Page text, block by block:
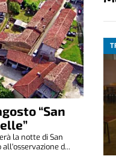
“San
la notte di San
d...